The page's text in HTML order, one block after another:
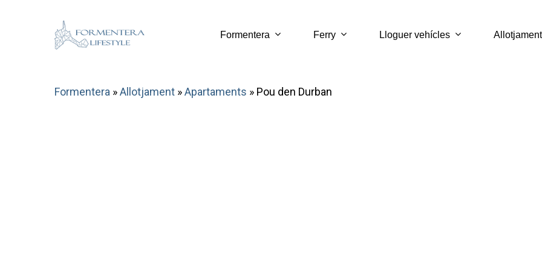
Formentera Ferry Lloguer vehícles Allotjament
Formentera »Allotjament »Apartaments » Pou den Durban